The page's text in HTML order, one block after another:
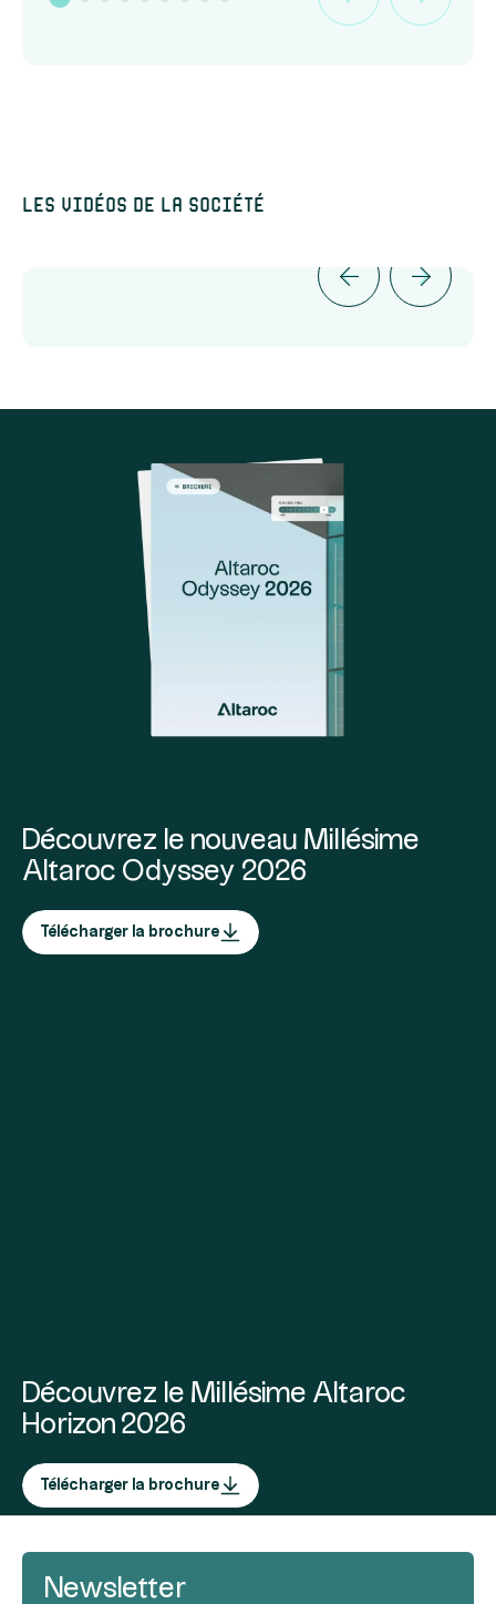
Les vidéos de la société
Découvrez le nouveau Millésime
Altaroc Odyssey 2026
Télécharger la brochure
Découvrez le Millésime Altaroc
Horizon 2026
Télécharger la brochure
Newsletter